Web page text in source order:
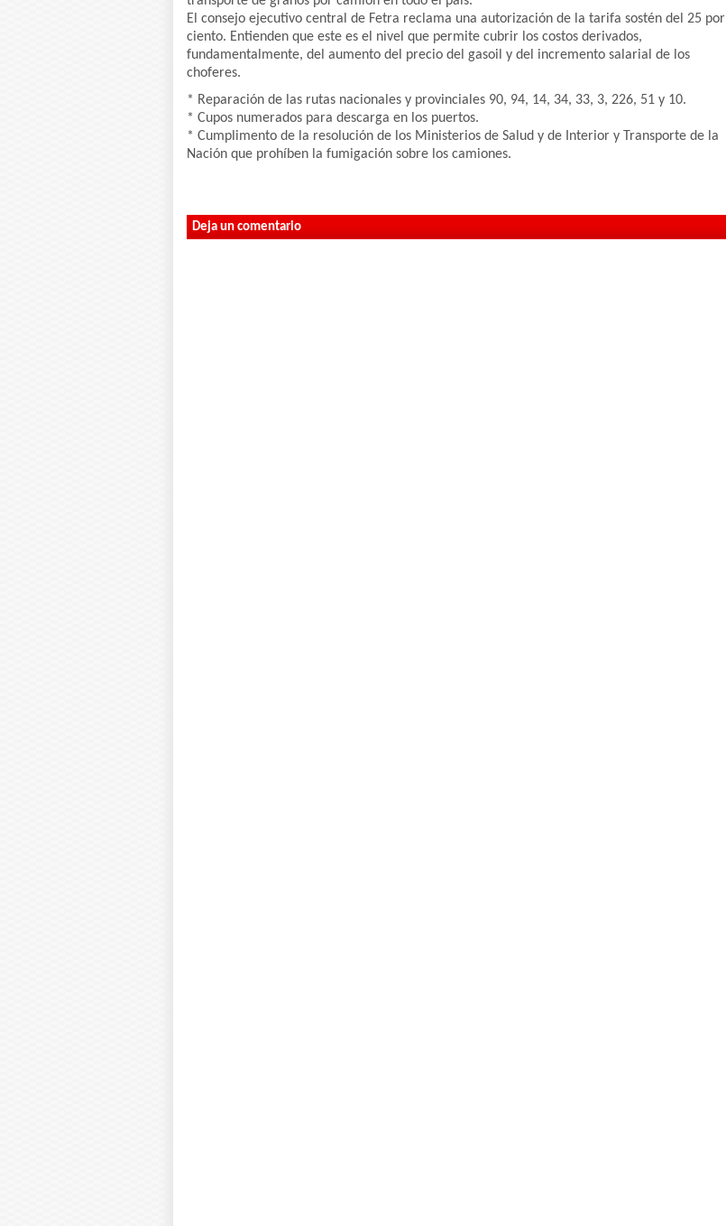
El consejo ejecutivo central de Fetra reclama una autorización de la tarifa sostén del 25 por
ciento. Entienden que este es el nivel que permite cubrir los costos derivados,
fundamentalmente, del aumento del precio del gasoil y del incremento salarial de los
choferes.
* Reparación de las rutas nacionales y provinciales 90, 94, 14, 34, 33, 3, 226, 51 y 10.
* Cupos numerados para descarga en los puertos.
* Cumplimento de la resolución de los Ministerios de Salud y de Interior y Transporte de la
Nación que prohíben la fumigación sobre los camiones.
Deja un comentario